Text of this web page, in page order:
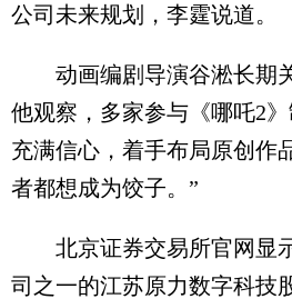
公司未来规划，李霆说道。
动画编剧导演谷淞长期
他观察，多家参与《哪吒2
充满信心，着手布局原创作
者都想成为饺子。”
北京证券交易所官网显
司之一的江苏原力数字科技